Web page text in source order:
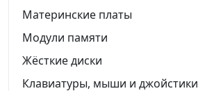
Материнские платы
Модули памяти
Жёсткие диски
Клавиатуры, мыши и джойстики